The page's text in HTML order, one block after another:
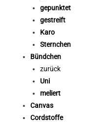
gepunktet
gestreift
Karo
Sternchen
Bündchen
zurück
Uni
meliert
Canvas
Cordstoffe